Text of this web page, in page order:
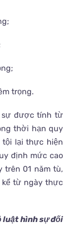
trọng.
sự được tính từ
thời hạn quy
tội lại thực hiện
định mức cao
trên 01 năm tù,
từ ngày thực
luật hình sự đối